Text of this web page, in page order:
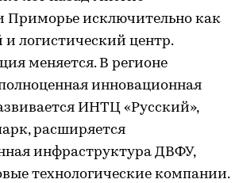
Приморье исключительно как
логистический центр.
меняется. В регионе
инновационная
ИНТЦ «Русский»,
расширяется
инфраструктура ДВФУ,
технологические компании.